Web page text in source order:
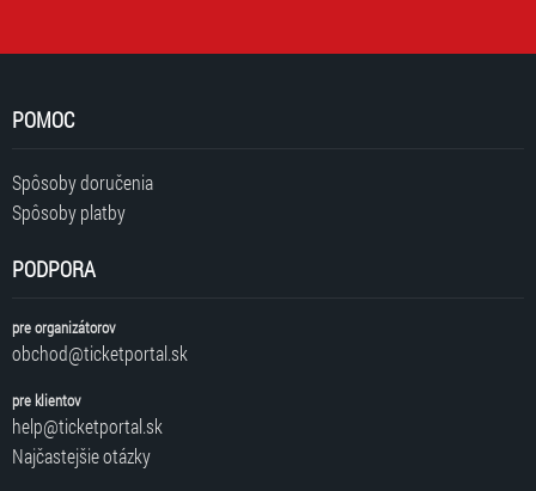
POMOC
Spôsoby doručenia
Spôsoby platby
PODPORA
pre organizátorov
obchod@ticketportal.sk
pre klientov
help@ticketportal.sk
Najčastejšie otázky